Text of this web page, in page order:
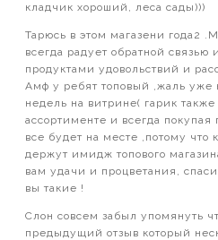
кладчик хороший, леса сады)))
Тарюсь в этом магазени года2
всегда радует обратной связью
продуктами удовольствий и
Амф у ребят топовый ,жаль уже
недель на витрине( гарик также
ассортименте и всегда покупая
все будет на месте ,потому что
держут имидж топового
вам удачи и процветания,
вы такие !
Слон совсем забыл упомянуть
предыдущий отзыв который